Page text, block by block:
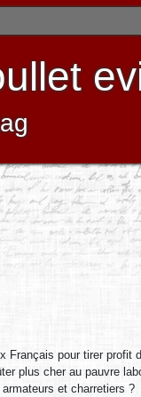
Français pour tirer profit
plus cher au pauvre
et charretiers ?